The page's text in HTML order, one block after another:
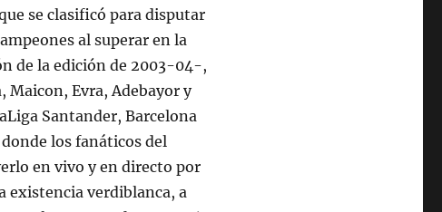
se clasificó para disputar
al superar en la
de la edición de 2003-04-,
Maicon, Evra, Adebayor y
Santander, Barcelona
los fanáticos del
en vivo y en directo por
existencia verdiblanca, a